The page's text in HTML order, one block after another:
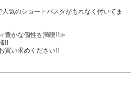
気のショートパスタがもれなく付いてま
豊かな個性を満喫!!≫
!!
買い求めください!!